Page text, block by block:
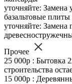
уточняйте: Замена
базальтовые
уточняйте: Замена
Прочее
25 000р : Бытовка
строительства
15 000р :